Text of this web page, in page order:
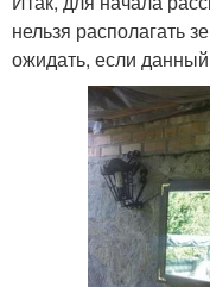
нельзя располагать
ожидать, если